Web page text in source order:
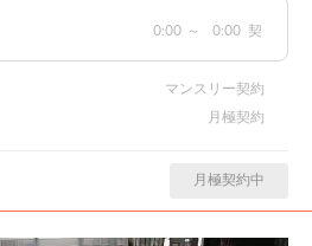
0:00 ～ 0:00 契
マンスリー契約
月極契約
月極契約中